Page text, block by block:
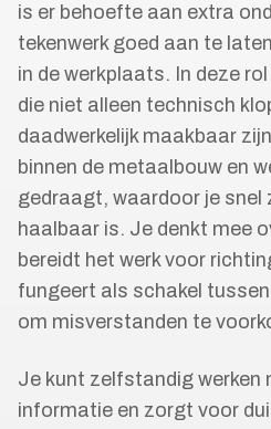
is er behoefte aan extra
tekenwerk goed aan te
in de werkplaats. In deze
die niet alleen technisch
daadwerkelijk maakbaar
binnen de metaalbouw en
gedraagt, waardoor je snel
haalbaar is. Je denkt mee
bereidt het werk voor
fungeert als schakel
om misverstanden te
Je kunt zelfstandig werken
informatie en zorgt voor